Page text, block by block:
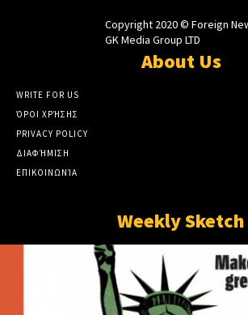
Copyright 2020 © Foreign
GK Media Group LTD
About Us
WRITE FOR US
ΌΡΟΙ ΧΡΉΣΗΣ
PRIVACY POLICY
ΔΙΑΦΉΜΙΣΗ
ΕΠΙΚΟΙΝΩΝΊΑ
Weekly Sketch